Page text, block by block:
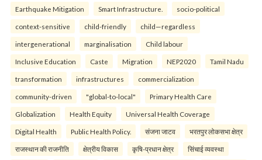
Earthquake Mitigation Smart Infrastructure. socio-political
context-sensitive child-friendly child—regardless
intergenerational marginalisation Child labour
Inclusive Education Caste Migration NEP2020 Tamil Nadu
transformation infrastructures commercialization
community-driven "global-to-local" Primary Health Care
Globalization Health Equity Universal Health Coverage
Digital Health Public Health Policy. संजना जाटव भरतपुर लोकसभा क्षेत्र
राजस्थान की राजनीति क्षेत्रीय विकास कृषि-प्रधान क्षेत्र सिंचाई व्यवस्था